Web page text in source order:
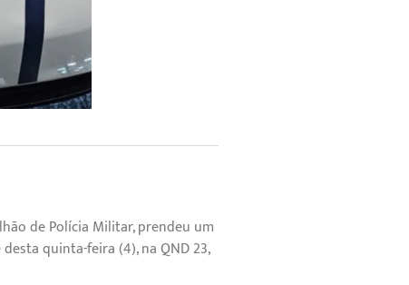
de Polícia Militar, prendeu um
quinta-feira (4), na QND 23,